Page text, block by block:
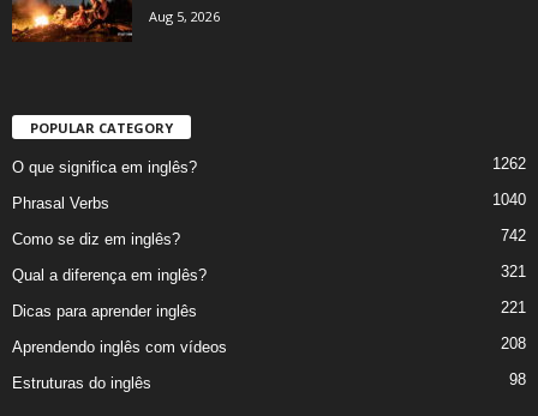
Aug 5, 2026
POPULAR CATEGORY
O que significa em inglês? 1262
Phrasal Verbs 1040
Como se diz em inglês? 742
Qual a diferença em inglês? 321
Dicas para aprender inglês 221
Aprendendo inglês com vídeos 208
Estruturas do inglês 98